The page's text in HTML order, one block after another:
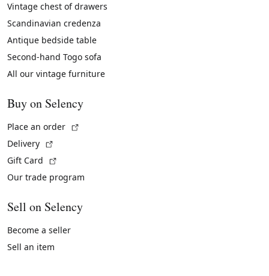
Vintage chest of drawers
Scandinavian credenza
Antique bedside table
Second-hand Togo sofa
All our vintage furniture
Buy on Selency
Place an order
Delivery
Gift Card
Our trade program
Sell on Selency
Become a seller
Sell an item